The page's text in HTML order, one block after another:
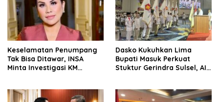
Keselamatan Penumpang
Tak Bisa Ditawar, INSA
Minta Investigasi KM
Dasko Kukuhkan Lima
Bupati Masuk Perkuat
Stuktur Gerindra Sulsel, AIA